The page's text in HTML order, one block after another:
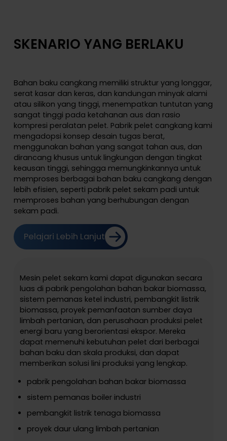
SKENARIO YANG BERLAKU
Bahan baku cangkang memiliki struktur yang longgar,
serat kasar dan keras, dan kandungan minyak alami
atau silikon yang tinggi, menempatkan tuntutan yang
sangat tinggi pada ketahanan aus dan rasio
kompresi peralatan pelet. Pabrik pelet cangkang kami
mengadopsi konsep desain tugas berat,
menggunakan bahan yang sangat tahan aus, dan
dirancang khusus untuk lingkungan dengan tingkat
keausan tinggi, sehingga memungkinkannya untuk
memproses berbagai bahan baku cangkang dengan
lebih efisien, seperti pabrik pelet sekam padi untuk
memproses bahan yang berhubungan dengan
sekam padi.
Pelajari Lebih Lanjut
Mesin pelet sekam kami dapat digunakan secara
luas di pabrik pengolahan bahan bakar biomassa,
sistem pemanas ketel industri, pembangkit listrik
biomassa, proyek pemanfaatan sumber daya
limbah pertanian, dan perusahaan produksi pelet
energi baru yang berorientasi ekspor. Mereka
dapat memenuhi kebutuhan pelet dari berbagai
bahan baku dan skala produksi, dan dapat
memberikan solusi lini produksi yang lengkap.
pabrik pengolahan bahan bakar biomassa
sistem pemanas boiler industri
pembangkit listrik tenaga biomassa
proyek daur ulang limbah pertanian